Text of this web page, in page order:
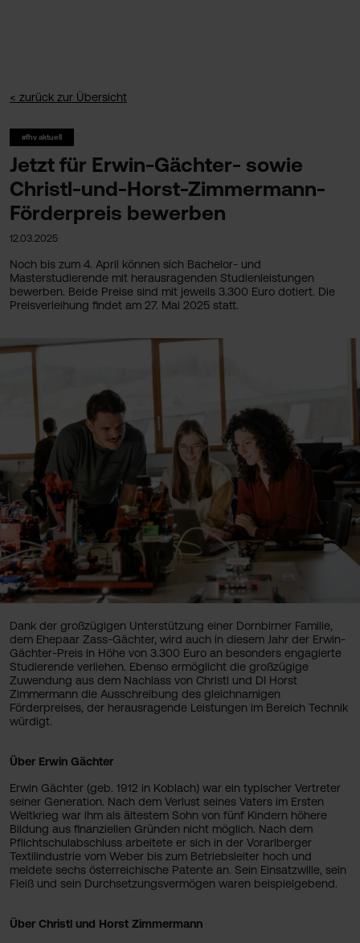
< zurück zur Übersicht
#fhv aktuell
Jetzt für Erwin-Gächter- sowie
Christl-und-Horst-Zimmermann-
Förderpreis bewerben
12.03.2025
Noch bis zum 4. April können sich Bachelor- und
Masterstudierende mit herausragenden Studienleistungen
bewerben. Beide Preise sind mit jeweils 3.300 Euro dotiert. Die
Preisverleihung findet am 27. Mai 2025 statt.
Dank der großzügigen Unterstützung einer Dornbirner Familie,
dem Ehepaar Zass-Gächter, wird auch in diesem Jahr der Erwin-
Gächter-Preis in Höhe von 3.300 Euro an besonders engagierte
Studierende verliehen. Ebenso ermöglicht die großzügige
Zuwendung aus dem Nachlass von Christl und DI Horst
Zimmermann die Ausschreibung des gleichnamigen
Förderpreises, der herausragende Leistungen im Bereich Technik
würdigt.
Über Erwin Gächter
Erwin Gächter (geb. 1912 in Koblach) war ein typischer Vertreter
seiner Generation. Nach dem Verlust seines Vaters im Ersten
Weltkrieg war ihm als ältestem Sohn von fünf Kindern höhere
Bildung aus finanziellen Gründen nicht möglich. Nach dem
Pflichtschulabschluss arbeitete er sich in der Vorarlberger
Textilindustrie vom Weber bis zum Betriebsleiter hoch und
meldete sechs österreichische Patente an. Sein Einsatzwille, sein
Fleiß und sein Durchsetzungsvermögen waren beispielgebend.
Über Christl und Horst Zimmermann